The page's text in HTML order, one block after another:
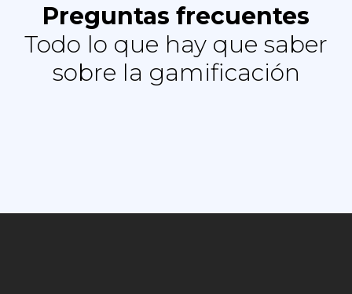
Preguntas frecuentes
Todo lo que hay que saber
sobre la gamificación